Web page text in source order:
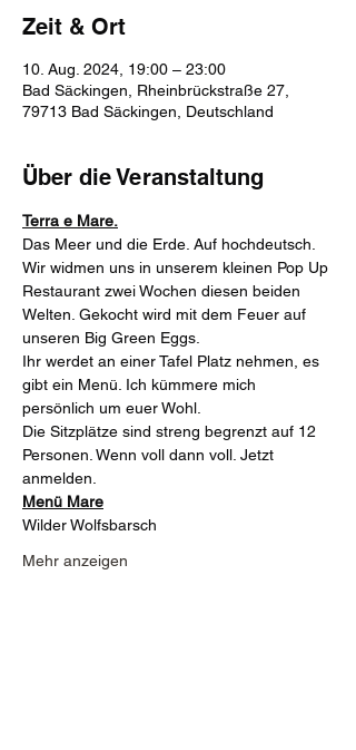
Zeit & Ort
10. Aug. 2024, 19:00 – 23:00
Bad Säckingen, Rheinbrückstraße 27,
79713 Bad Säckingen, Deutschland
Über die Veranstaltung
Terra e Mare.
Das Meer und die Erde. Auf hochdeutsch.
Wir widmen uns in unserem kleinen Pop Up
Restaurant zwei Wochen diesen beiden
Welten. Gekocht wird mit dem Feuer auf
unseren Big Green Eggs.
Ihr werdet an einer Tafel Platz nehmen, es
gibt ein Menü. Ich kümmere mich
persönlich um euer Wohl.
Die Sitzplätze sind streng begrenzt auf 12
Personen. Wenn voll dann voll. Jetzt
anmelden.
Menü Mare
Wilder Wolfsbarsch
Mehr anzeigen